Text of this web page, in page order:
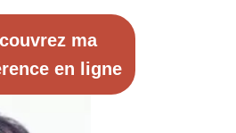
ma
en ligne